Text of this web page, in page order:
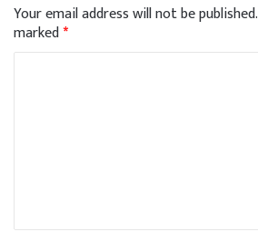
Your email address will not be published.
marked*